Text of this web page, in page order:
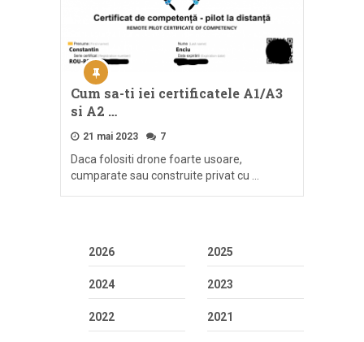
Cum sa-ti iei certificatele A1/A3
si A2 …
21 mai 2023 7
Daca folositi drone foarte usoare,
cumparate sau construite privat cu …
2026 2025
2024 2023
2022 2021